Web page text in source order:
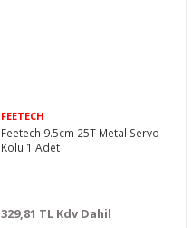
FEETECH
Feetech 9.5cm 25T Metal Servo
Kolu 1 Adet
329,81 TL Kdv Dahil